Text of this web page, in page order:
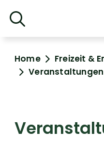
Home
Freizeit &
Veranstaltungen